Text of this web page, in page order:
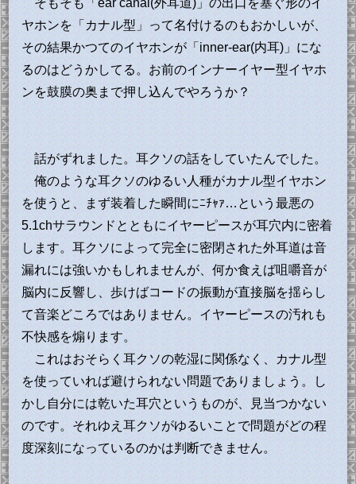
そもそも「ear canal(外耳道)」の出口を塞ぐ形のイ
ヤホンを「カナル型」って名付けるのもおかしいが、
その結果かつてのイヤホンが「inner-ear(内耳)」にな
るのはどうかしてる。お前のインナーイヤー型イヤホ
ンを鼓膜の奥まで押し込んでやろうか？
話がずれました。耳クソの話をしていたんでした。
俺のような耳クソのゆるい人種がカナル型イヤホン
を使うと、まず装着した瞬間にﾆﾁｬｧ…という最悪の
5.1chサラウンドとともにイヤーピースが耳穴内に密着
します。耳クソによって完全に密閉された外耳道は音
漏れには強いかもしれませんが、何か食えば咀嚼音が
脳内に反響し、歩けばコードの振動が直接脳を揺らし
て音楽どころではありません。イヤーピースの汚れも
不快感を煽ります。
これはおそらく耳クソの乾湿に関係なく、カナル型
を使っていれば避けられない問題でありましょう。し
かし自分には乾いた耳穴というものが、見当つかない
のです。それゆえ耳クソがゆるいことで問題がどの程
度深刻になっているのかは判断できません。